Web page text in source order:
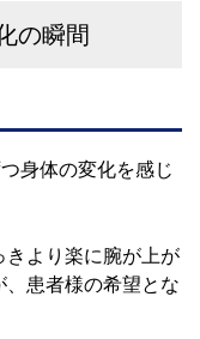
の瞬間
身体の変化を感じ
きより楽に腕が上が
、患者様の希望とな